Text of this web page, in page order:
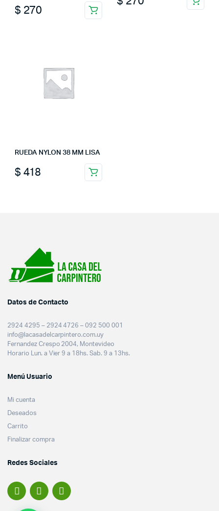
$ 270
RUEDA NYLON 38 MM LISA
$ 418
Datos de Contacto
2924 4295 – 2924 4726 – 092 500 001
info@lacasadelcarpintero.com.uy
Fernandez Crespo 2004, Montevideo
Horario Lun. a Vier 9 a 18hs. Sab. 9 a 13hs.
Menú Usuario
Mi cuenta
Deseados
Carrito
Finalizar compra
Redes Sociales